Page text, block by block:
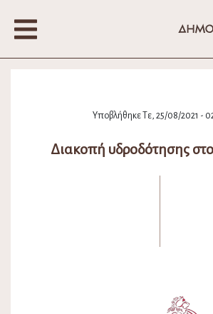
Υποβλήθηκε Τε, 25/08/2021 -
Διακοπή υδροδότησης